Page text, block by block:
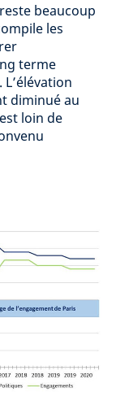
beaucoup
les
terme
diminué au
loin de